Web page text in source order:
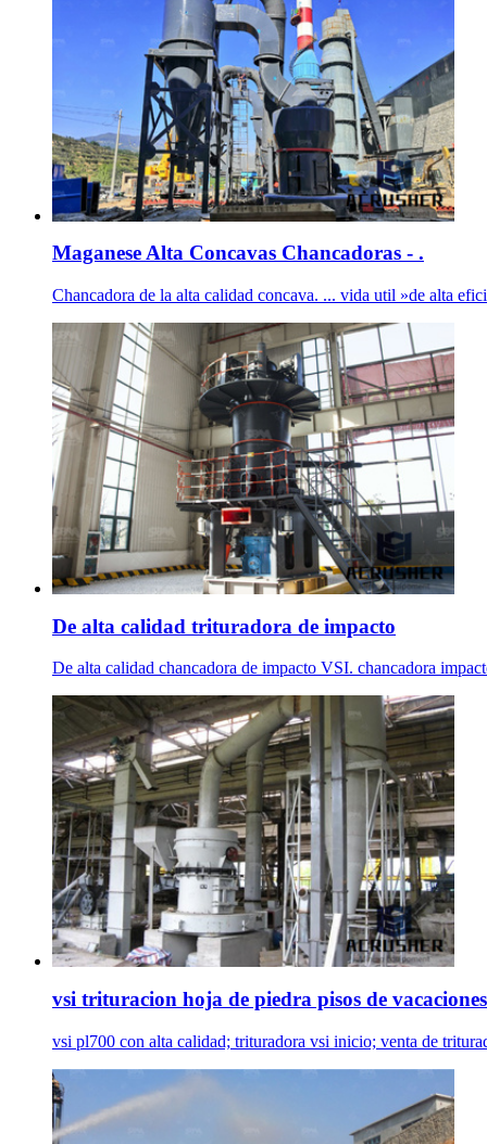
Maganese Alta Concavas Chancadoras - .
Chancadora de la alta calidad concava. ... vida util »de alta
De alta calidad trituradora de impacto
De alta calidad chancadora de impacto VSI. chancadora
vsi trituracion hoja de piedra pisos de
vsi pl700 con alta calidad; trituradora vsi inicio; venta de